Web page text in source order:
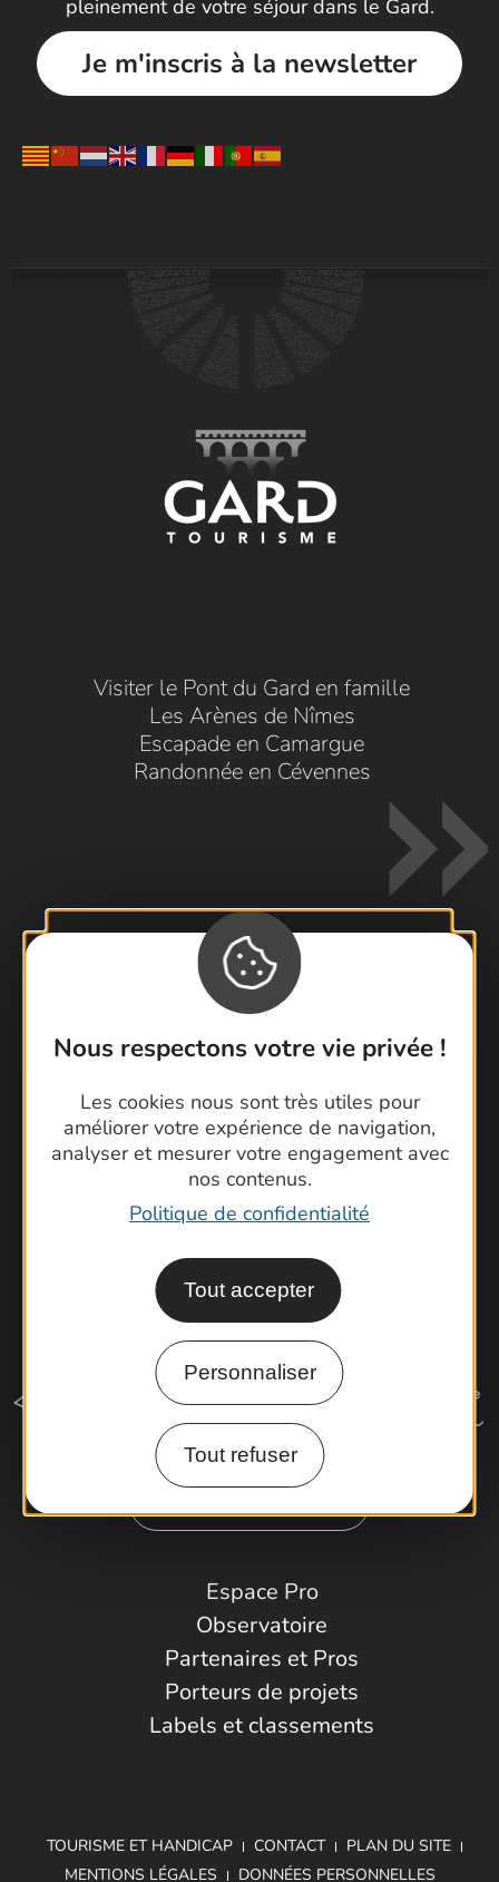
Nous respectons votre vie privée !
Les cookies nous sont très utiles pour
améliorer votre expérience de navigation,
analyser et mesurer votre engagement avec
nos contenus.
Politique de confidentialité
Tout accepter
Personnaliser
Tout refuser
pleinement de votre séjour dans le Gard.
Je m'inscris à la newsletter
Visiter le Pont du Gard en famille
Les Arènes de Nîmes
Escapade en Camargue
Randonnée en Cévennes
Contactez-nous !
Foire aux questions
Cartoguides et Topoguides
Latitude Gard
Espace Pro
Observatoire
Partenaires et Pros
Porteurs de projets
Labels et classements
TOURISME ET HANDICAP CONTACT
PLAN DU SITE
MENTIONS LÉGALES
DONNÉES PERSONNELLES